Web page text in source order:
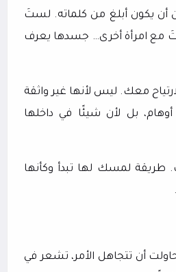
أن يكون أبلغ من كلماته. لستَ
مع امرأة أخرى… جسدها يعرف
معك. ليس لأنها غير واثقة
بل لأن شيئًا في داخلها
طريقة لمسك لها تبدأ وكأنها
أن تتجاهل الأمر، تشعر في